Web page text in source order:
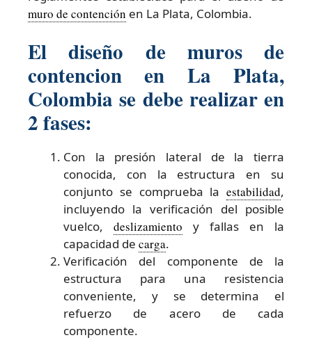
muro de contención en La Plata, Colombia.
El diseño de muros de
contencion en La Plata,
Colombia se debe realizar en
2 fases:
Con la presión lateral de la tierra
conocida, con la estructura en su
conjunto se comprueba la estabilidad,
incluyendo la verificación del posible
vuelco, deslizamiento y fallas en la
capacidad de carga.
Verificación del componente de la
estructura para una resistencia
conveniente, y se determina el
refuerzo de acero de cada
componente.